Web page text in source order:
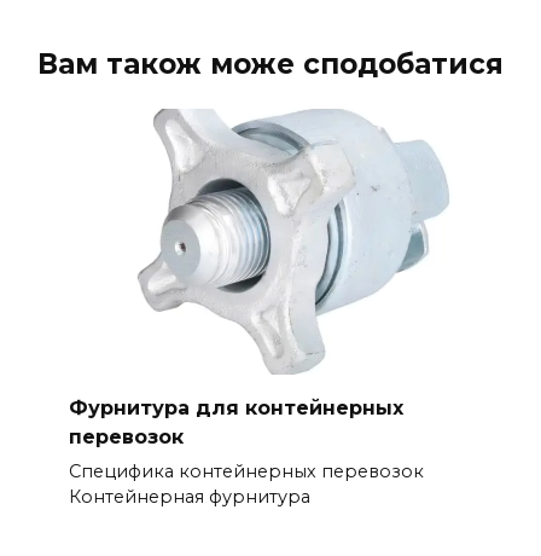
Вам також може сподобатися
Фурнитура для контейнерных
перевозок
Специфика контейнерных перевозок
Контейнерная фурнитура